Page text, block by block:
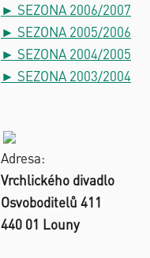
► SEZONA 2006/2007
► SEZONA 2005/2006
► SEZONA 2004/2005
► SEZONA 2003/2004
Adresa:
Vrchlického divadlo
Osvoboditelů 411
440 01 Louny